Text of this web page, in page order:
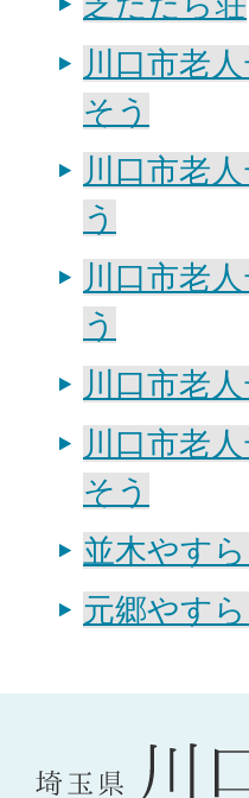
川口市老
そう
川口市老
う
川口市老
う
川口市老
川口市老
そう
並木やす
元郷やす